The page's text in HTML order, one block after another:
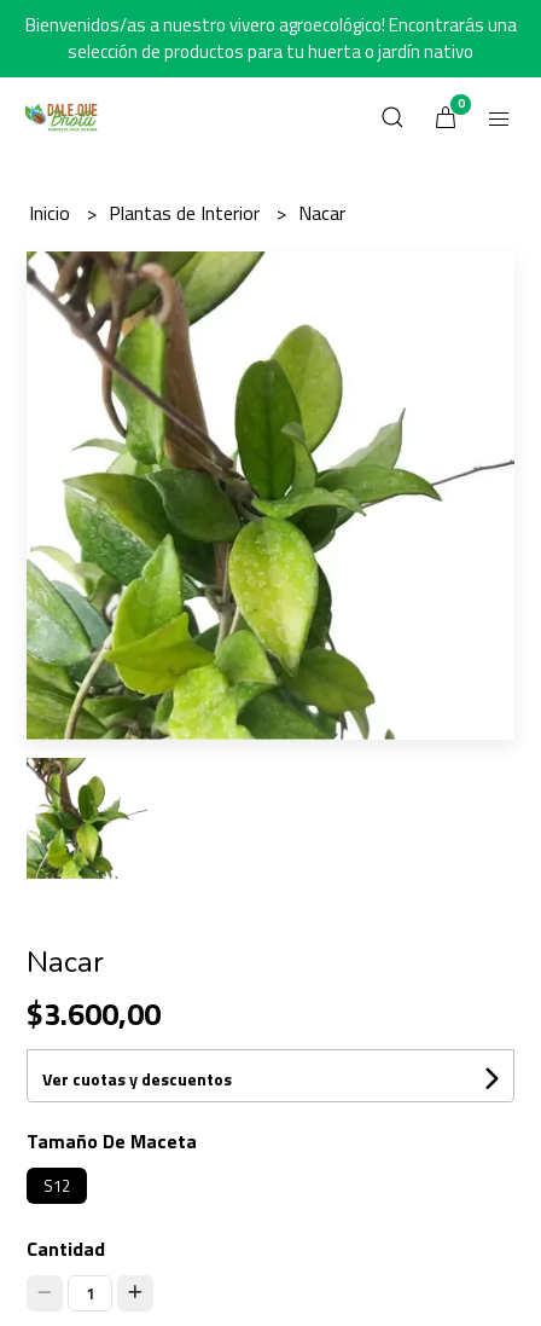
Bienvenidos/as a nuestro vivero agroecológico! Encontrarás una
selección de productos para tu huerta o jardín nativo
0
Inicio Plantas de Interior Nacar
Nacar
$3.600,00
Ver cuotas y descuentos
Tamaño De Maceta
S12
Cantidad
1